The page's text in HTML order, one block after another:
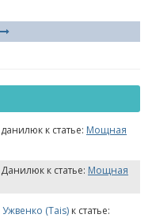
к статье: Мощная
к статье: Мощная
(Tais) к статье: